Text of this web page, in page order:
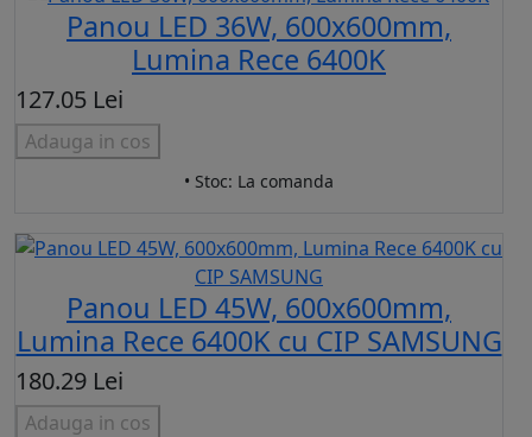
Panou LED 36W, 600x600mm,
Lumina Rece 6400K
127.05 Lei
Adauga in cos
• Stoc: La comanda
Panou LED 45W, 600x600mm,
Lumina Rece 6400K cu CIP SAMSUNG
180.29 Lei
Adauga in cos